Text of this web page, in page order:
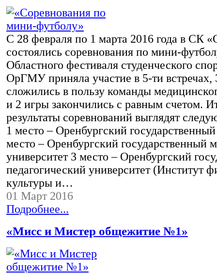
С 28 февраля по 1 марта 2016 года в СК
состоялись соревнования по мини-
Областного фестиваля студенческого
ОрГМУ приняла участие в 5-ти встречах,
сложились в пользу команды
и 2 игры закончились с равным счетом.
результаты соревнований выглядят
1 место – Оренбургский
место – Оренбургский государственный
университет 3 место – Оренбургский
педагогический университет (Институт
культуры и…
01 Март 2016
Подробнее...
«Мисс и Мистер общежитие №1»